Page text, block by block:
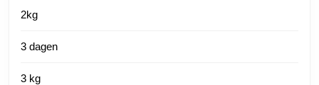
2kg
3 dagen
3 kg